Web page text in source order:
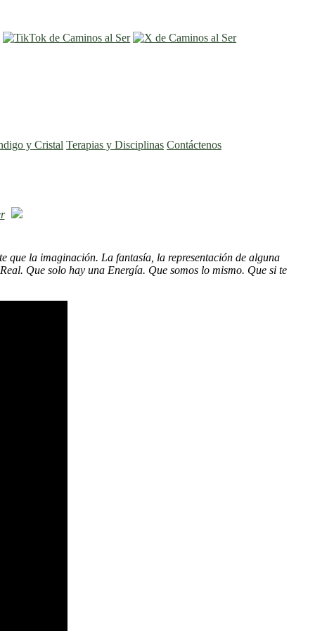
y Cristal Terapias y Disciplinas Contáctenos
que la imaginación. La fantasía, la representación de alguna
Que solo hay una Energía. Que somos lo mismo. Que si te